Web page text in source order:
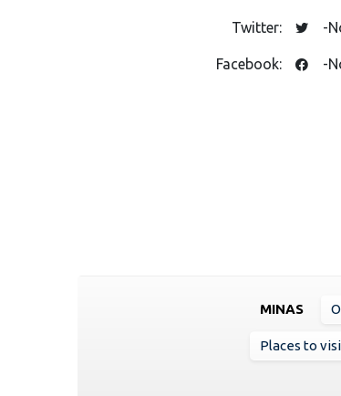
Twitter: -
Facebook: -
MINAS
Places to